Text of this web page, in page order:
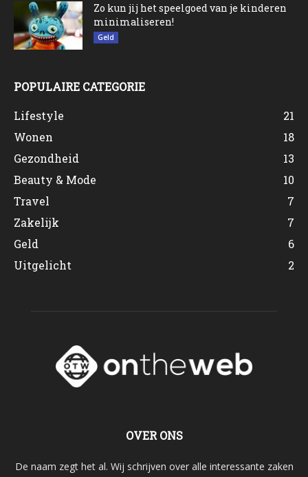
Zo kun jij het speelgoed van je kinderen
minimaliseren!
Geld
POPULAIRE CATEGORIE
Lifestyle
21
Wonen
18
Gezondheid
13
Beauty & Mode
10
Travel
7
Zakelijk
7
Geld
6
Uitgelicht
2
OVER ONS
De naam zegt het al. Wij schrijven over alle interessante zaken